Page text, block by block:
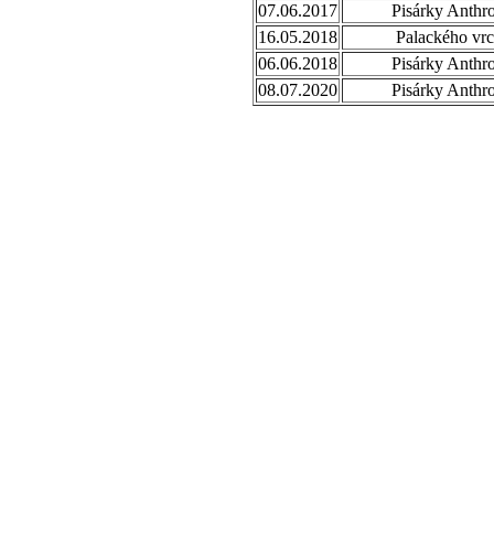
07.06.2017
Pisárky
16.05.2018
Palackého
06.06.2018
Pisárky
08.07.2020
Pisárky